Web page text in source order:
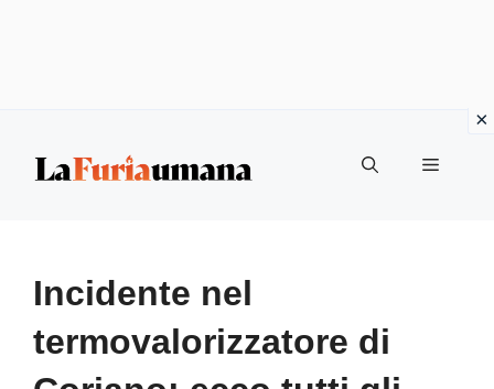
Menu
Incidente nel
termovalorizzatore di